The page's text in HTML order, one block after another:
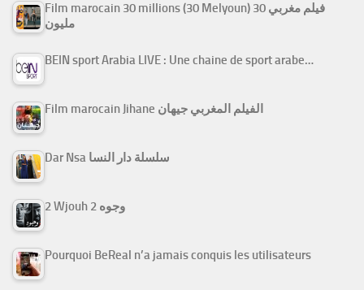
Film marocain 30 millions (30 Melyoun) فيلم مغربي 30
مليون
BEIN sport Arabia LIVE : Une chaine de sport arabe…
Film marocain Jihane الفيلم المغربي جيهان
Dar Nsa سلسلة دار النسا
2 Wjouh 2 وجوه
Pourquoi BeReal n’a jamais conquis les utilisateurs